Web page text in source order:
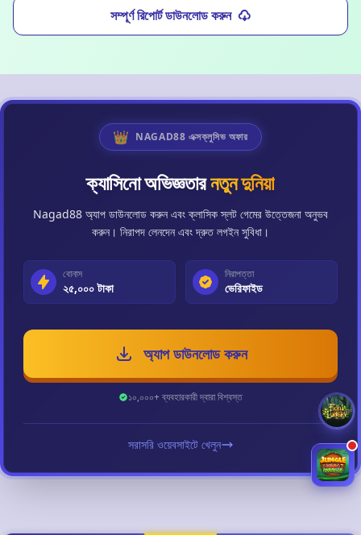
সম্পূর্ণ রিপোর্ট ডাউনলোড করুন
👑 NAGAD88 এক্সক্লুসিভ অফার
ক্যাসিনো অভিজ্ঞতারনতুন দুনিয়া
Nagad88 অ্যাপ ডাউনলোড করুন এবং ক্লাসিক স্লট গেমের উত্তেজনা অনুভব
করুন। নিরাপদ লেনদেন এবং দ্রুত লগইন সুবিধা।
বোনাস
২৫,০০০ টাকা
নিরাপত্তা
ভেরিফাইড
অ্যাপ ডাউনলোড করুন
১০,০০০+ ব্যবহারকারী দ্বারা বিশ্বস্ত
সরাসরি ওয়েবসাইটে খেলুন